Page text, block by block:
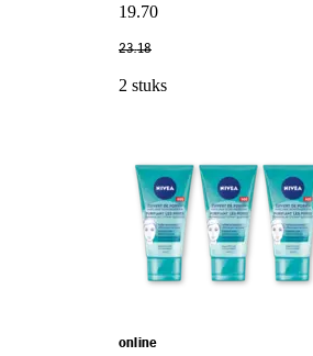
19.70
23.18
2 stuks
online